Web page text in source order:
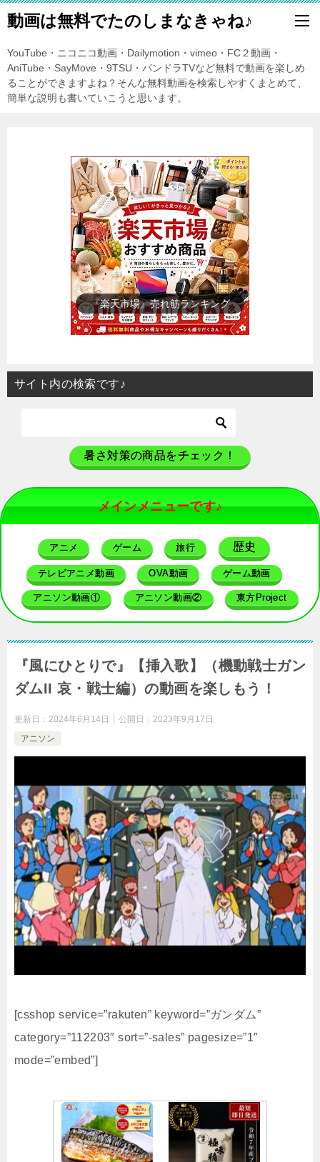
動画は無料でたのしまなきゃね♪
YouTube・ニコニコ動画・Dailymotion・vimeo・FC２動画・
AniTube・SayMove・9TSU・パンドラTVなど無料で動画を楽しめ
ることができますよね？そんな無料動画を検索しやすくまとめて、
簡単な説明も書いていこうと思います。
テレビアニメ一覧年表
サイト内の検索です♪
暑さ対策の商品をチェック！
メインメニューです♪
アニメ ゲーム 旅行 歴史
テレビアニメ動画 OVA動画 ゲーム動画
アニソン動画① アニソン動画② 東方Project
『風にひとりで』【挿入歌】（機動戦士ガン
ダムII 哀・戦士編）の動画を楽しもう！
更新日： 2024年6月14日 公開日： 2023年9月17日
アニソン
[csshop service=”rakuten” keyword=”ガンダム”
category=”112203″ sort=”-sales” pagesize=”1″
mode=”embed”]